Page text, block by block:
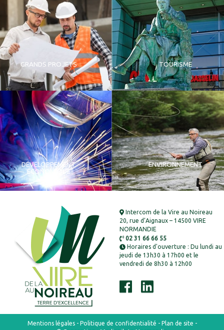
GRANDS PROJETS TOURISME
DÉVELOPPEMENT
ÉCONOMIQUE
ENVIRONNEMENT
Intercom de la Vire au Noireau
20, rue d’Aignaux – 14500 VIRE
NORMANDIE
02 31 66 66 55
Horaires d'ouverture : Du lundi au
jeudi de 13h30 à 17h00 et le
vendredi de 8h30 à 12h00
Mentions légales- Politique de confidentialité - Plan de site -